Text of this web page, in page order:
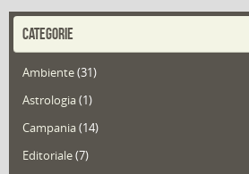
CATEGORIE
Ambiente(31)
Astrologia(1)
Campania(14)
Editoriale(7)